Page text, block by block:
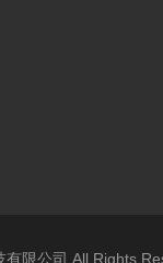
有限公司 All Rights